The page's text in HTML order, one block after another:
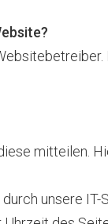
mitteilen.
unsere